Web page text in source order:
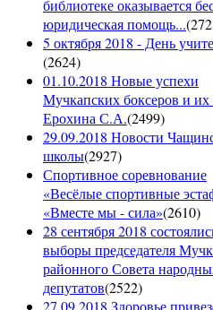
библиотеке оказывается
юридическая помощь...(
5 октября 2018 - День
(2624)
01.10.2018 Новые успехи
Мучкапских боксеров и их
Ерохина С.А.(2499)
29.09.2018 Новости
школы(2927)
Спортивное соревнование
«Весёлые спортивные
«Вместе мы - сила»(2610)
28 сентября 2018
выборы председателя
районного Совета
депутатов(2522)
27.09.2018 Здоровье